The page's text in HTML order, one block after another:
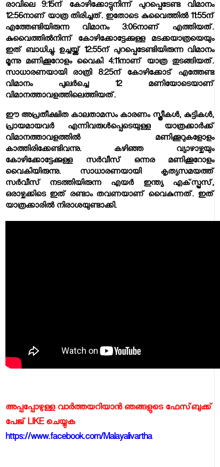
രാവിലെ 9:15ന് കോഴിക്കോട്ടുനിന്ന് പുറപ്പെടേണ്ട വിമാനം
12:56നാണ് യാത്ര തിരിച്ചത്. ഇതോടെ കുവൈത്തില്‍ 11:55ന്
എത്തേണ്ടിയിരുന്ന വിമാനം 3:06നാണ് എത്തിയത്.
കുവൈത്തില്‍നിന്ന് കോഴിക്കോട്ടേക്കുള്ള മടക്കയാത്രയെയും
ഇത് ബാധിച്ചു. ഉച്ചയ്ക്ക് 12:55ന് പുറപ്പെടേണ്ടിയിരുന്ന വിമാനം
മൂന്നു മണിക്കൂറോളം വൈകി 4:11നാണ് യാത്ര തുടങ്ങിയത്.
സാധാരണയായി രാത്രി 8:25ന് കോഴിക്കോട് എത്തേണ്ട
വിമാനം പുലര്‍ച്ചെ 12 മണിയോടെയാണ്
വിമാനത്താവളത്തിലെത്തിയത്.
ഈ അപ്രതീക്ഷിത കാലതാമസം കാരണം സ്ത്രീകള്‍, കുട്ടികള്‍,
പ്രായമായവര്‍ എന്നിവരുള്‍പ്പെടെയുള്ള യാത്രക്കാര്‍ക്ക്
വിമാനത്താവളത്തില്‍ മണിക്കൂറുകളോളം
കാത്തിരിക്കേണ്ടിവന്നു. കഴിഞ്ഞ വ്യാഴാഴ്ചയും
കോഴിക്കോട്ടേക്കുള്ള സര്‍വീസ് ഒന്നര മണിക്കൂറോളം
വൈകിയിരുന്നു. സാധാരണയായി കൃത്യസമയത്ത്
സര്‍വീസ് നടത്തിയിരുന്ന എയര്‍ ഇന്ത്യ എക്‌സ്പ്രസ്,
ഒരാഴ്ചക്കിടെ ഇത് രണ്ടാം തവണയാണ് വൈകുന്നത്. ഇത്
യാത്രക്കാരില്‍ നിരാശയുണ്ടാക്കി.
അപ്പപ്പോഴുള്ള വാര്‍ത്തയറിയാന്‍ ഞങ്ങളുടെ ഫേസ്‌ബുക്ക്‌
പേജ് LIKE ചെയ്യുക
https://www.facebook.com/Malayalivartha